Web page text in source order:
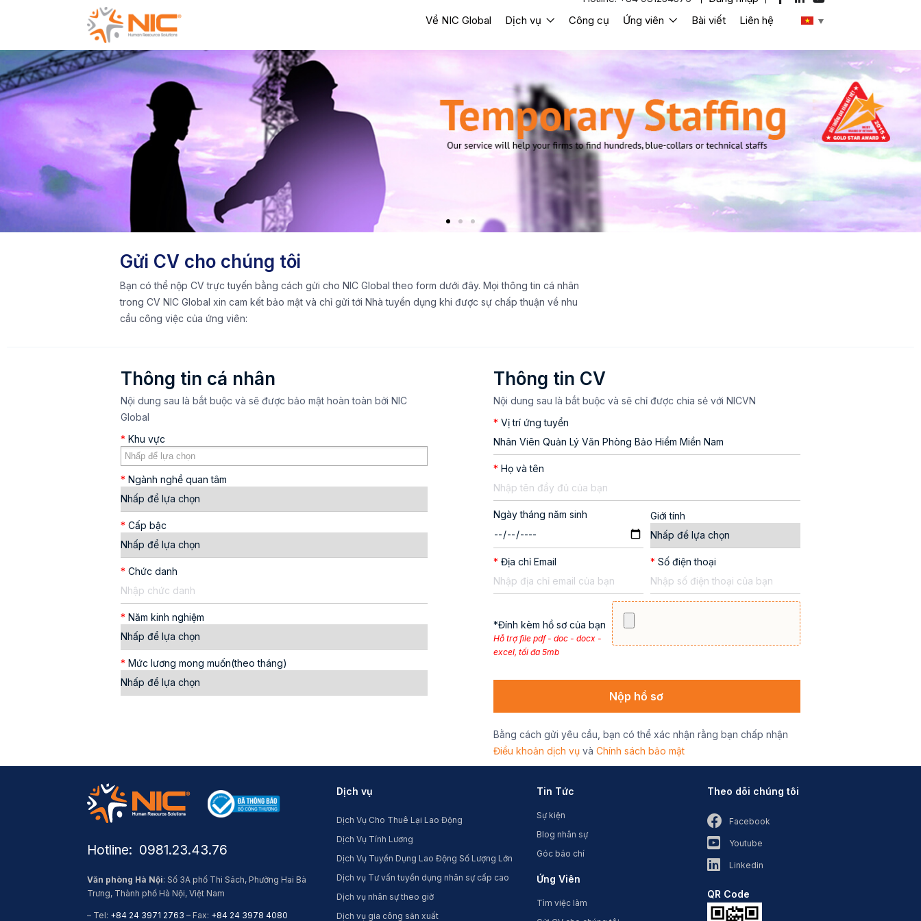
Về NIC Global Dịch vụ Công cụ Ứng viên Bài viết Liên hệ
Gửi CV cho chúng tôi
Bạn có thể nộp CV trực tuyến bằng cách gửi cho NIC Global theo form dưới đây. Mọi thông tin cá nhân
trong CV NIC Global xin cam kết bảo mật và chỉ gửi tới Nhà tuyển dụng khi được sự chấp thuận về nhu
cầu công việc của ứng viên:
Thông tin cá nhân
Nội dung sau là bắt buộc và sẽ được bảo mật hoàn toàn bởi NIC
Global
* Khu vực
* Ngành nghề quan tâm
* Cấp bậc
* Chức danh
* Năm kinh nghiệm
* Mức lương mong muốn(theo tháng)
Thông tin CV
Nội dung sau là bắt buộc và sẽ chỉ được chia sẻ với NICVN
* Vị trí ứng tuyển
* Họ và tên
Ngày tháng năm sinh Giới tính
* Địa chỉ Email * Số điện thoại
*Đính kèm hồ sơ của bạn
Hỗ trợ file pdf - doc - docx -
excel, tối đa 5mb
Bằng cách gửi yêu cầu, bạn có thể xác nhận rằng bạn chấp nhận
Điều khoản dịch vụ và Chính sách bảo mật
Hotline: ​ 0981.23.43.76
Văn phòng Hà Nội: Số 3A phố Thi Sách, Phường Hai Bà
Trưng, Thành phố Hà Nội, Việt Nam
– Tel: +84 24 3971 2763 – Fax: +84 24 3978 4080
Dịch vụ
Dịch Vụ Cho Thuê Lại Lao Động
Dịch Vụ Tính Lương
Dịch Vụ Tuyển Dụng Lao Động Số Lượng Lớn
Dịch vụ Tư vấn tuyển dụng nhân sự cấp cao
Dịch vụ nhân sự theo giờ
Dịch vụ gia công sản xuất
Tin Tức
Sự kiện
Blog nhân sự
Góc báo chí
Ứng Viên
Tìm việc làm
Theo dõi chúng tôi
Facebook
Youtube
Linkedin
QR Code